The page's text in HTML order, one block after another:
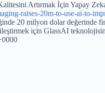
Artırmak İçin Yapay
raises-20m-to-use-ai-to-
20 milyon dolar değerinde
için GlassAI